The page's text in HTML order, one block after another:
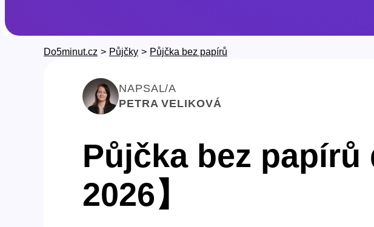
Do5minut.cz > Půjčky > Půjčka bez papírů
NAPSAL/A
PETRA VELIKOVÁ
Půjčka bez
2026】